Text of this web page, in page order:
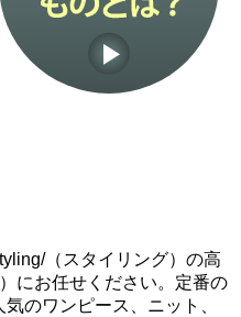
（スタイリング）の高
にお任せください。定番の
のワンピース、ニット、